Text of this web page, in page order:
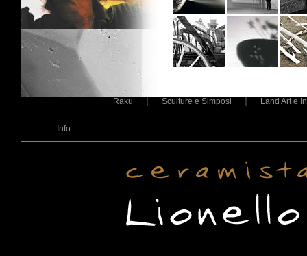
Raku Sculture e Simposi Land Art e
Info